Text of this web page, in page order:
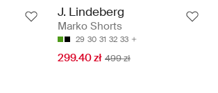
J. Lindeberg
Marko Shorts
29 30 31 32 33
299.40 zł 499 zł